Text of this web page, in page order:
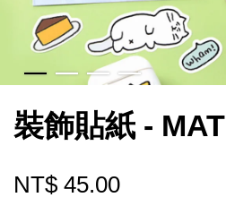
裝飾貼紙 -
NT$ 45.00